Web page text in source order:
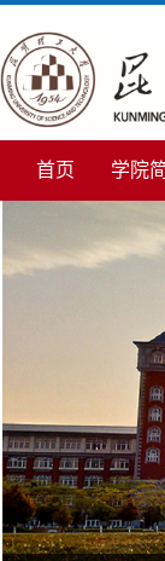
首页 学院